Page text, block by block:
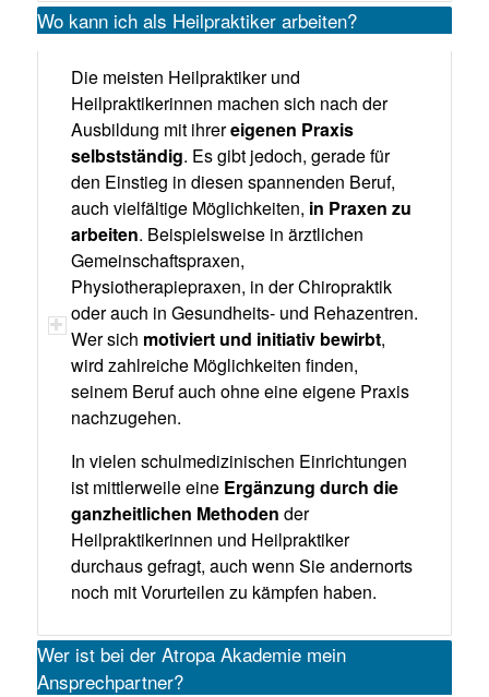
Wo kann ich als Heilpraktiker arbeiten?
Die meisten Heilpraktiker und
Heilpraktikerinnen machen sich nach der
Ausbildung mit ihrereigenen Praxis
selbstständig. Es gibt jedoch, gerade für
den Einstieg in diesen spannenden Beruf,
auch vielfältige Möglichkeiten, in Praxen zu
arbeiten. Beispielsweise in ärztlichen
Gemeinschaftspraxen,
Physiotherapiepraxen, in der Chiropraktik
oder auch in Gesundheits- und Rehazentren.
Wer sich motiviert und initiativ bewirbt,
wird zahlreiche Möglichkeiten finden,
seinem Beruf auch ohne eine eigene Praxis
nachzugehen.
In vielen schulmedizinischen Einrichtungen
ist mittlerweile eine Ergänzung durch die
ganzheitlichen Methoden der
Heilpraktikerinnen und Heilpraktiker
durchaus gefragt, auch wenn Sie andernorts
noch mit Vorurteilen zu kämpfen haben.
Wer ist bei der Atropa Akademie mein
Ansprechpartner?